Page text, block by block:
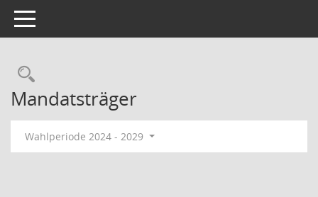
Toggle navigation
Rechercheauswahl
Mandatsträger
Wahlperiode 2024 - 2029